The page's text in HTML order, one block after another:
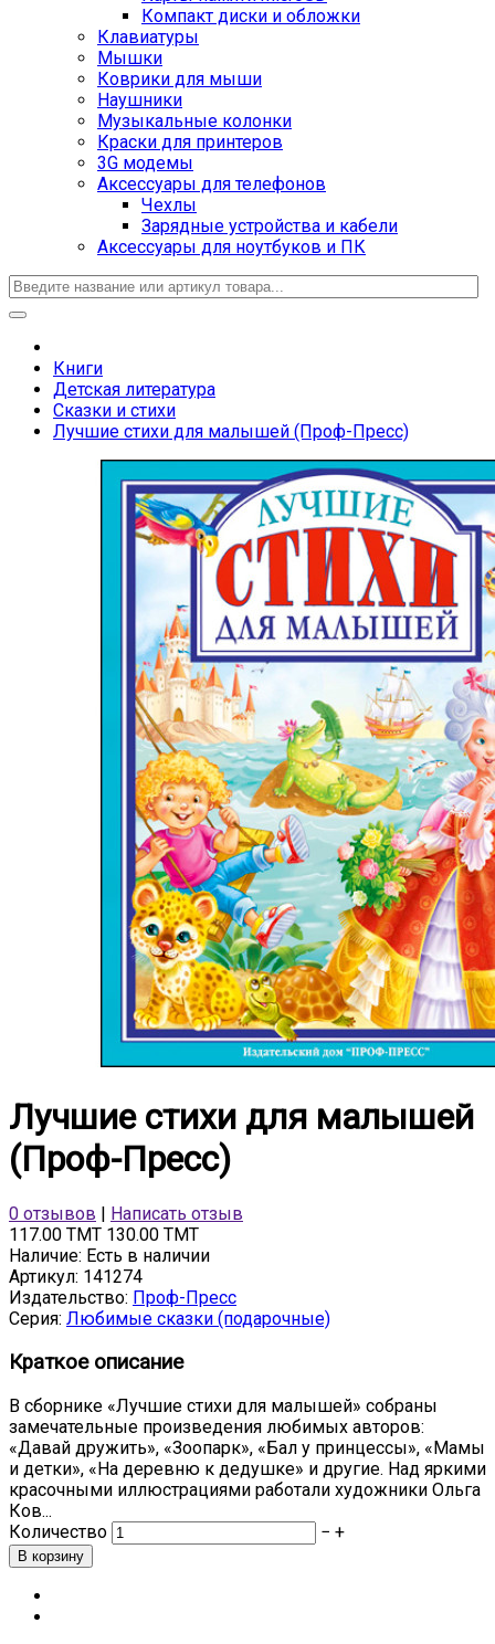
Компакт диски и обложки
Клавиатуры
Мышки
Коврики для мыши
Наушники
Музыкальные колонки
Краски для принтеров
3G модемы
Аксессуары для телефонов
Чехлы
Зарядные устройства и кабели
Аксессуары для ноутбуков и ПК
Книги
Детская литература
Сказки и стихи
Лучшие стихи для малышей (Проф-Пресс)
Лучшие стихи для малышей
(Проф-Пресс)
0 отзывов
Написать отзыв
117.00 TMT 130.00 TMT
Наличие: Есть в наличии
Артикул: 141274
Издательство: Проф-Пресс
Серия: Любимые сказки (подарочные)
Краткое описание
В сборнике «Лучшие стихи для малышей» собраны
замечательные произведения любимых авторов:
«Давай дружить», «Зоопарк», «Бал у принцессы», «Мамы
и детки», «На деревню к дедушке» и другие. Над яркими
красочными иллюстрациями работали художники Ольга
Ков...
Количество
− +